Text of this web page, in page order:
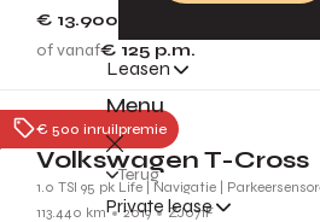
Leasen
Menu
Terug
Private lease
€ 13.900
of vanaf€ 125 p.m.
€ 500 inruilpremie
Nijmegen
Volkswagen T-Cross
1.0 TSI 95 pk Life | Navigatie |
113.440 km
2019 ZJ071F